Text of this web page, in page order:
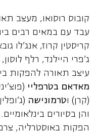
קובוס רוסואו, מעצב
עבד עם במאים רבים
קריסטין קרוז, אנג'לו
ג'פרי היילנד, רלף
עיצב תאורה להפקות
מאדאם בטרפליי
(קרן) וטרמונישה
והן בסיורים
הפקות באוסטרליה,